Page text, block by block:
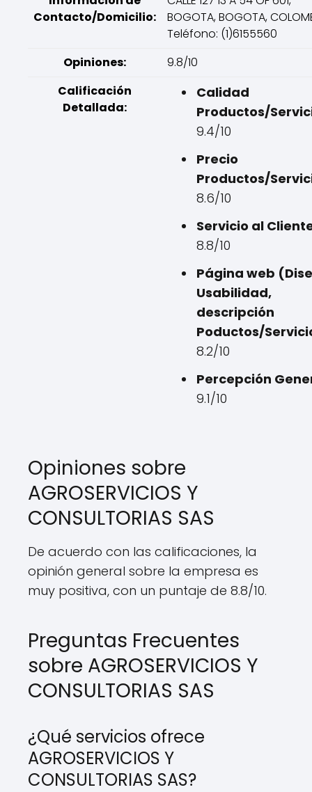
Contacto/Domicilio:
BOGOTA, BOGOTA,
Teléfono: (1)6155560
Opiniones:
9.8/10
Calificación
Detallada:
Calidad
Productos/
9.4/10
Precio
Productos/
8.6/10
Servicio al
8.8/10
Página web
Usabilidad,
descripción
Poductos/
8.2/10
Percepción
9.1/10
Opiniones sobre
AGROSERVICIOS Y
CONSULTORIAS SAS
De acuerdo con las calificaciones, la
opinión general sobre la empresa es
muy positiva, con un puntaje de 8.8/10.
Preguntas Frecuentes
sobre AGROSERVICIOS Y
CONSULTORIAS SAS
¿Qué servicios ofrece
AGROSERVICIOS Y
CONSULTORIAS SAS?